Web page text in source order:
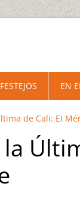
de Cali: El
EN